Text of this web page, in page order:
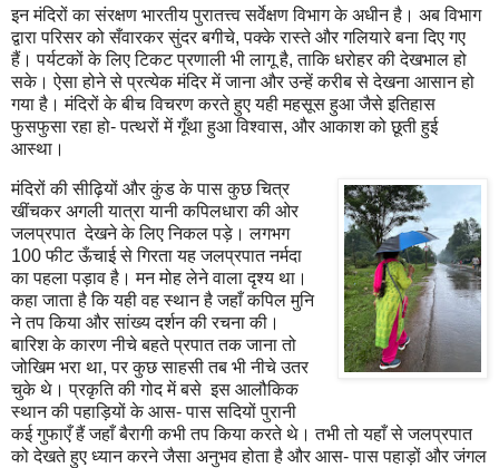
इन मंदिरों का संरक्षण भारतीय पुरातत्त्व सर्वेक्षण विभाग के अधीन है। अब विभाग
द्वारा परिसर को सँवारकर सुंदर बगीचे, पक्के रास्ते और गलियारे बना दिए गए
हैं। पर्यटकों के लिए टिकट प्रणाली भी लागू है, ताकि धरोहर की देखभाल हो
सके। ऐसा होने से प्रत्येक मंदिर में जाना और उन्हें करीब से देखना आसान हो
गया है। मंदिरों के बीच विचरण करते हुए यही महसूस हुआ जैसे इतिहास
फुसफुसा रहा हो- पत्थरों में गूँथा हुआ विश्वास, और आकाश को छूती हुई
आस्था।
मंदिरों की सीढ़ियों और कुंड के पास कुछ चित्र
खींचकर अगली यात्रा यानी कपिलधारा की ओर
जलप्रपात देखने के लिए निकल पड़े। लगभग
100 फीट ऊँचाई से गिरता यह जलप्रपात नर्मदा
का पहला पड़ाव है। मन मोह लेने वाला दृश्य था।
कहा जाता है कि यही वह स्थान है जहाँ कपिल मुनि
ने तप किया और सांख्य दर्शन की रचना की।
बारिश के कारण नीचे बहते प्रपात तक जाना तो
जोखिम भरा था, पर कुछ साहसी तब भी नीचे उतर
चुके थे। प्रकृति की गोद में बसे इस आलौकिक
स्थान की पहाड़ियों के आस- पास सदियों पुरानी
कई गुफाएँ हैं जहाँ बैरागी कभी तप किया करते थे। तभी तो यहाँ से जलप्रपात
को देखते हुए ध्यान करने जैसा अनुभव होता है और आस- पास पहाड़ों और जंगल